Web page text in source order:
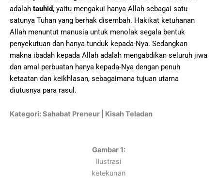
adalah tauhid, yaitu mengakui hanya Allah sebagai satu-
satunya Tuhan yang berhak disembah. Hakikat ketuhanan
Allah menuntut manusia untuk menolak segala bentuk
penyekutuan dan hanya tunduk kepada-Nya. Sedangkan
makna ibadah kepada Allah adalah mengabdikan seluruh jiwa
dan amal perbuatan hanya kepada-Nya dengan penuh
ketaatan dan keikhlasan, sebagaimana tujuan utama
diutusnya para rasul.
Kategori: Sahabat Preneur | Kisah Teladan
Gambar 1:
Ilustrasi
ketekunan